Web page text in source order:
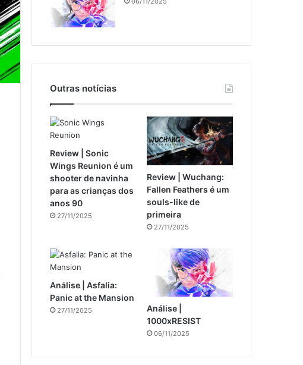
Outras notícias
Review | Sonic
Wings Reunion é um
shooter de navinha
para as crianças dos
anos 90
27/11/2025
Review | Wuchang:
Fallen Feathers é um
souls-like de
primeira
27/11/2025
Análise | Asfalia:
Panic at the Mansion
27/11/2025
Análise |
1000xRESIST
06/11/2025